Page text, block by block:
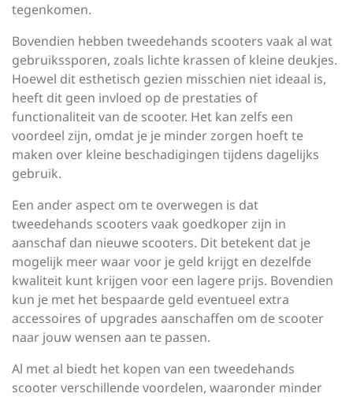
tegenkomen.
Bovendien hebben tweedehands scooters vaak al wat
gebruikssporen, zoals lichte krassen of kleine deukjes.
Hoewel dit esthetisch gezien misschien niet ideaal is,
heeft dit geen invloed op de prestaties of
functionaliteit van de scooter. Het kan zelfs een
voordeel zijn, omdat je je minder zorgen hoeft te
maken over kleine beschadigingen tijdens dagelijks
gebruik.
Een ander aspect om te overwegen is dat
tweedehands scooters vaak goedkoper zijn in
aanschaf dan nieuwe scooters. Dit betekent dat je
mogelijk meer waar voor je geld krijgt en dezelfde
kwaliteit kunt krijgen voor een lagere prijs. Bovendien
kun je met het bespaarde geld eventueel extra
accessoires of upgrades aanschaffen om de scooter
naar jouw wensen aan te passen.
Al met al biedt het kopen van een tweedehands
scooter verschillende voordelen, waaronder minder